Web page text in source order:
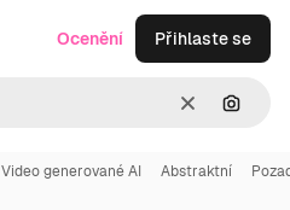
ZrušitHledat
Ocenění Přihlaste se
Video generované AI Abstraktní